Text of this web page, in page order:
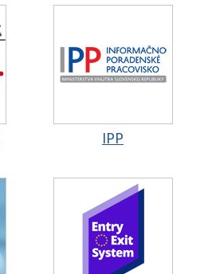
IPP